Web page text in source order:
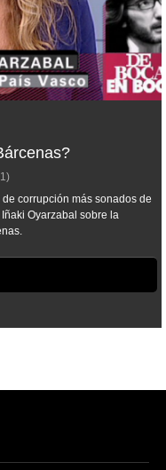
corrupción más sonados de
Oyarzabal sobre la